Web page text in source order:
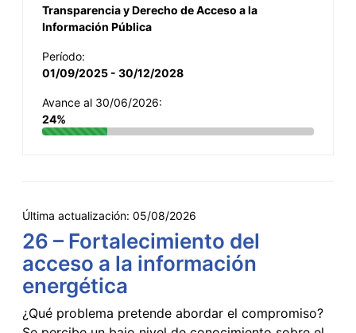
Transparencia y Derecho de Acceso a la
Información Pública
Período:
01/09/2025 - 30/12/2028
Avance al 30/06/2026:
24%
Última actualización: 05/08/2026
26 – Fortalecimiento del
acceso a la información
energética
¿Qué problema pretende abordar el compromiso?